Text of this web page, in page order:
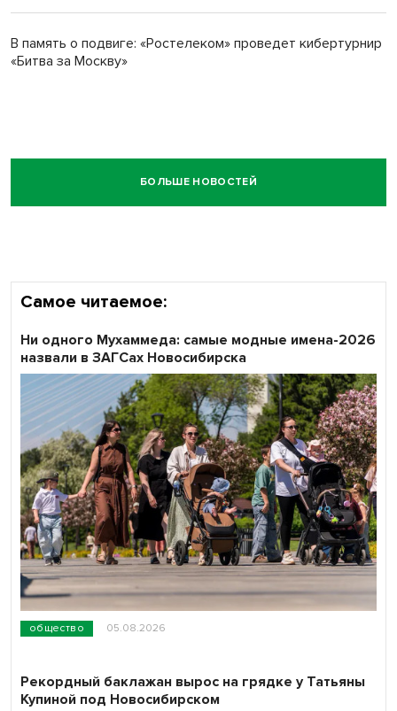
В память о подвиге: «Ростелеком» проведет кибертурнир
«Битва за Москву»
БОЛЬШЕ НОВОСТЕЙ
Самое читаемое:
общество 05.08.2026
Ни одного Мухаммеда: самые модные имена-2026
назвали в ЗАГСах Новосибирска
Рекордный баклажан вырос на грядке у Татьяны
Купиной под Новосибирском